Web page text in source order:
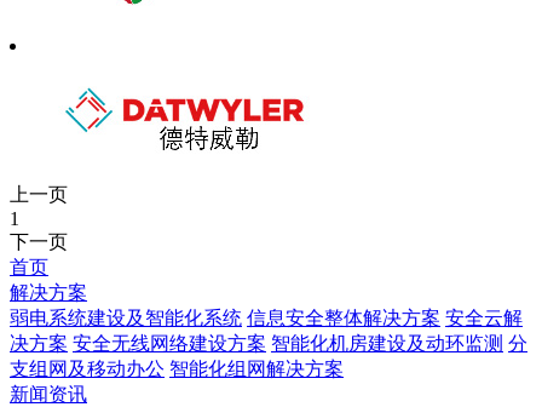
上一页
1
下一页
首页
解决方案
弱电系统建设及智能化系统 信息安全整体解决方案 安全云解
决方案 安全无线网络建设方案 智能化机房建设及动环监测 分
支组网及移动办公 智能化组网解决方案
新闻资讯